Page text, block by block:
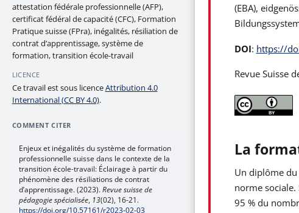
(EBA),
DOI: https://
Revue Suisse
La
Un diplôme du
norme
95 % du
attestation fédérale professionnelle (AFP),
certificat fédéral de capacité (CFC), Formation
Pratique suisse (FPra), inégalités, résiliation de
contrat d’apprentissage, système de
formation, transition école-travail
LICENCE
Ce travail est sous licenceAttribution 4.0
International (CC BY 4.0).
COMMENT CITER
Enjeux et inégalités du système de formation
professionnelle suisse dans le contexte de la
transition école-travail: Éclairage à partir du
phénomène des résiliations de contrat
d’apprentissage. (2023).Revue suisse de
pédagogie spécialisée, 13(02), 16-21.
https://doi.org/10.57161/r2023-02-03